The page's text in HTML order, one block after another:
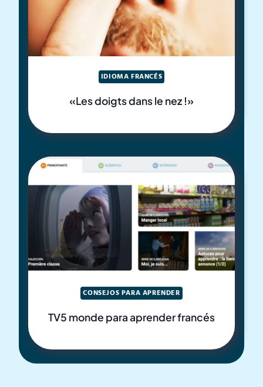
IDIOMA FRANCÉS
«Les doigts dans le nez !»
CONSEJOS PARA APRENDER
TV5 monde para aprender francés